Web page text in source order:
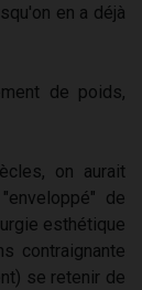
en a déjà
de poids,
on aurait
de
esthétique
contraignante
se retenir de